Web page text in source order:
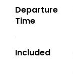
Departure
Time
Included